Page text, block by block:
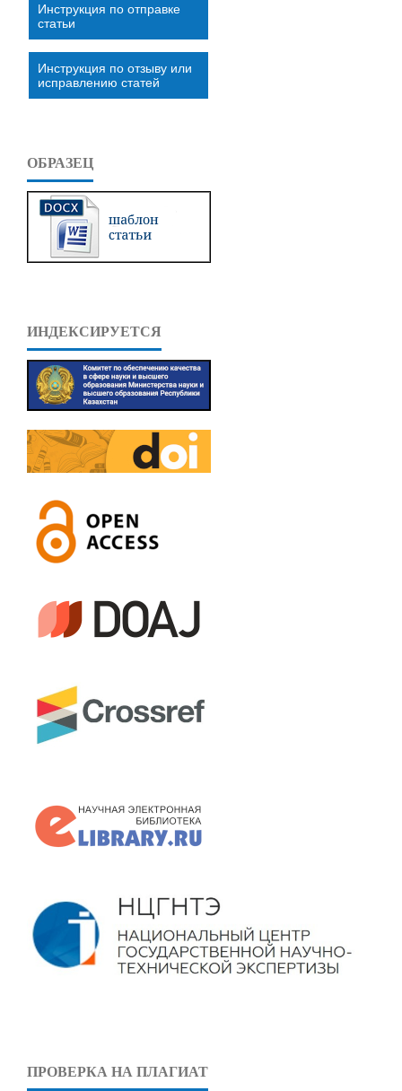
Инструкция по отправке
статьи
Инструкция по отзыву или
исправлению статей
ОБРАЗЕЦ
ИНДЕКСИРУЕТСЯ
ПРОВЕРКА НА ПЛАГИАТ